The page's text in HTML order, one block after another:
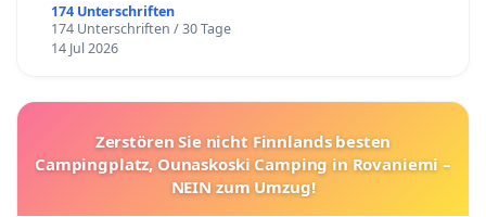
174 Unterschriften
174 Unterschriften / 30 Tage
14 Jul 2026
Zerstören Sie nicht Finnlands besten
Campingplatz, Ounaskoski Camping in Rovaniemi –
NEIN zum Umzug!